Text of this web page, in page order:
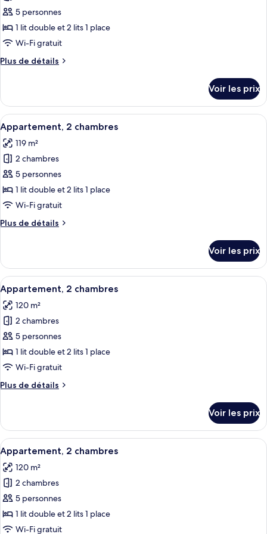
chambre
pour
ce
type
chambre :
chambres
5 personnes
1 lit double et 2 lits 1 place
Wi-Fi gratuit
Plus de détails
Plus
le
type
de
chambre
Appartement,
2
chambres
Voir les prix
Afficher
toutes
les
photos
pour
ce
type
chambre :
chambres
Une chambre à coucher avec un
8
Appartement, 2 chambres
119 m²
2 chambres
5 personnes
1 lit double et 2 lits 1 place
Wi-Fi gratuit
Plus de détails
Plus
le
type
de
chambre
Appartement,
2
chambres
Voir les prix
Afficher
toutes
les
photos
pour
ce
type
chambre :
chambres
Une chambre d’hôtel avec deux lits,
12
Appartement, 2 chambres
120 m²
2 chambres
5 personnes
1 lit double et 2 lits 1 place
Wi-Fi gratuit
Plus de détails
Plus
le
type
de
chambre
Appartement,
2
chambres
Voir les prix
Afficher
toutes
les
photos
pour
ce
type
Une chambre moderne avec un
14
Appartement, 2 chambres
120 m²
2 chambres
5 personnes
1 lit double et 2 lits 1 place
Wi-Fi gratuit